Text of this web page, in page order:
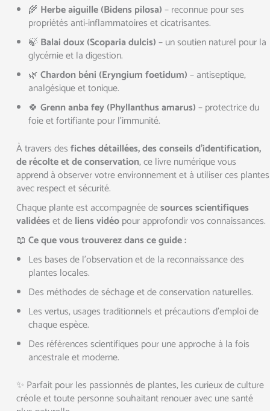
🌾 Herbe aiguille (Bidens pilosa)– reconnue pour ses
propriétés anti-inflammatoires et cicatrisantes.
🍃 Balai doux (Scoparia dulcis)– un soutien naturel pour la
glycémie et la digestion.
🌿Chardon béni (Eryngium foetidum)– antiseptique,
analgésique et tonique.
🍀 Grenn anba fey (Phyllanthus amarus)– protectrice du
foie et fortifiante pour l’immunité.
À travers desfiches détaillées, des conseils d’identification,
de récolte et de conservation, ce livre numérique vous
apprend à observer votre environnement et à utiliser ces plantes
avec respect et sécurité.
Chaque plante est accompagnée desources scientifiques
validéeset deliens vidéopour approfondir vos connaissances.
📖 Ce que vous trouverez dans ce guide :
Les bases de l’observation et de la reconnaissance des
plantes locales.
Des méthodes de séchage et de conservation naturelles.
Les vertus, usages traditionnels et précautions d’emploi de
chaque espèce.
Des références scientifiques pour une approche à la fois
ancestrale et moderne.
✨ Parfait pour les passionnés de plantes, les curieux de culture
créole et toute personne souhaitant renouer avec une santé